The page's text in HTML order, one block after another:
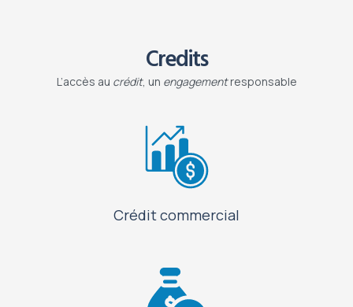
Credits
L’accès au crédit, un engagementresponsable
Crédit commercial